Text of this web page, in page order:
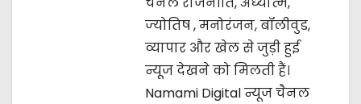
ज्‍योतिष , मनोरंजन, बॉलीवुड,
व्यापार और खेल से जुड़ी हुई
न्यूज देखने को मिलती हैं।
Namami Digital न्यूज चैनल